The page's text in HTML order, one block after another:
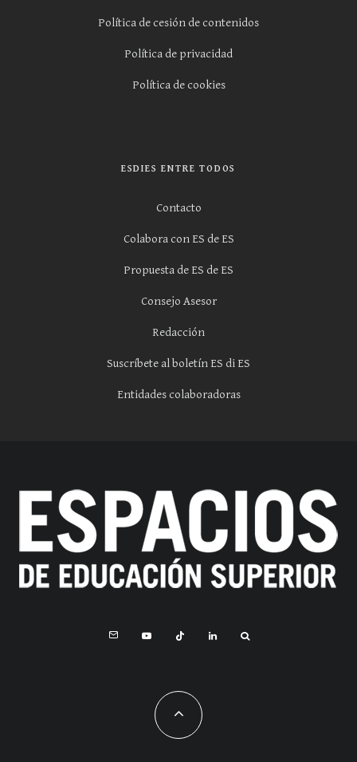
Política de cesión de contenidos
Política de privacidad
Política de cookies
ESDIES ENTRE TODOS
Contacto
Colabora con ES de ES
Propuesta de ES de ES
Consejo Asesor
Redacción
Suscríbete al boletín ES di ES
Entidades colaboradoras